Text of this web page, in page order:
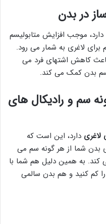
موجب افزایش متابولیسم
لاغری به شمار می رود.
باعث کاهش اشتهای فرد می
بدن کمک می کند.
سم و رادیکال های
لاغری دارد، این است که
شما از هر گونه سم می
کند. به همین دلیل هم شما با
کم کنید و هم بدن سالمی